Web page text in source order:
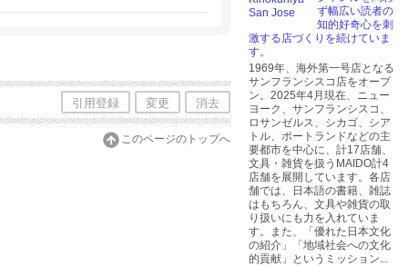
引用登録 変更 消去
このページのトップへ
ず幅広い読者の
知的好奇心を刺
激する店づくりを続けていま
す。
1969年、海外第一号店となる
サンフランシスコ店をオープ
ン。2025年4月現在、ニュー
ヨーク、サンフランシスコ、
ロサンゼルス、シカゴ、シア
トル、ポートランドなどの主
要都市を中心に、計17店舗、
文具・雑貨を扱うMAIDO計4
店舗を展開しています。各店
舗では、日本語の書籍、雑誌
はもちろん、文具や雑貨の取
り扱いにも力を入れていま
す。また、「優れた日本文化
の紹介」「地域社会への文化
的貢献」というミッション...